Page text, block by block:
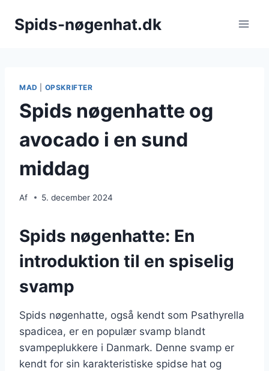
Spids-nøgenhat.dk
MAD OPSKRIFTER
Spids nøgenhatte og
avocado i en sund
middag
Af 5. december 2024
Spids nøgenhatte: En
introduktion til en spiselig
svamp
Spids nøgenhatte, også kendt som Psathyrella
spadicea, er en populær svamp blandt
svampeplukkere i Danmark. Denne svamp er
kendt for sin karakteristiske spidse hat og